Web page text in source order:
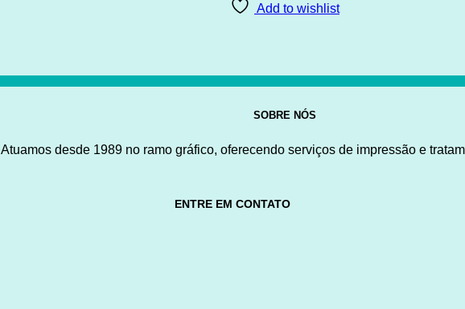
Add to wishlist
SOBRE NÓS
Atuamos desde 1989 no ramo gráfico, oferecendo serviços de impressão e
ENTRE EM CONTATO